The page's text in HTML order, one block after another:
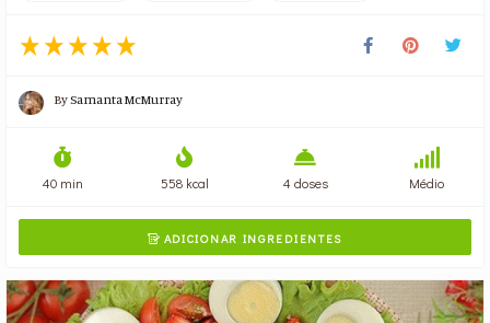
BySamanta McMurray
40 min 558 kcal 4 doses Médio
ADICIONAR INGREDIENTES